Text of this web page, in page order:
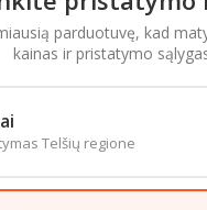
patalpose.
parduotuvę, kad
kainas ir pristatymo
Telšių regione